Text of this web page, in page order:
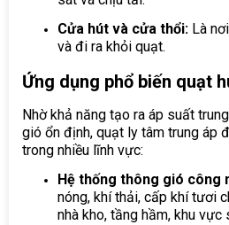
Cửa hút và cửa thổi: Là
và đi ra khỏi quạt.
Ứng dụng phổ biến quạt
Nhờ khả năng tạo ra áp suất
gió ổn định, quạt ly tâm trung áp
trong nhiều lĩnh vực:
Hệ thống thông gió công
nóng, khí thải, cấp khí tươi
nhà kho, tầng hầm, khu vực